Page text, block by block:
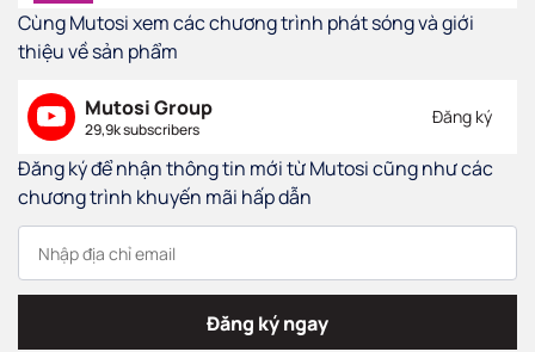
Cùng Mutosi xem các chương trình phát sóng và giới
thiệu về sản phẩm
Mutosi Group
29,9k subscribers
Đăng ký
Đăng ký để nhận thông tin mới từ Mutosi cũng như các
chương trình khuyến mãi hấp dẫn
Đăng ký ngay